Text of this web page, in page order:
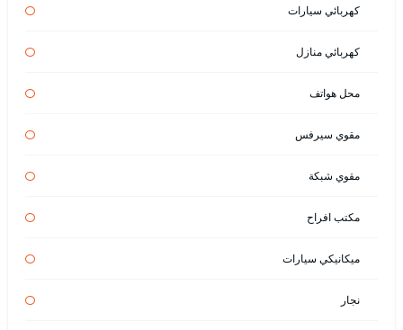
كهربائي سيارات
كهربائي منازل
محل هواتف
مقوي سيرفس
مقوي شبكة
مكتب افراح
ميكانيكي سيارات
نجار